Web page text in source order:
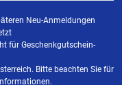
Neu-Anmeldungen
für Geschenkgutschein-
Bitte beachten Sie für
.